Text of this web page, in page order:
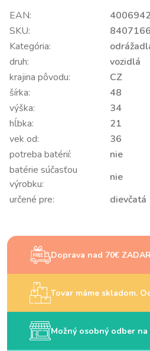
EAN:
SKU:
8407166
Kategória:
druh:
vozidlá
krajina pôvodu:
CZ
šírka:
48
výška:
34
hĺbka:
21
vek od:
36
potreba batérií:
nie
batérie súčasťou
výrobku:
nie
určené pre:
dievčatá
Doprava nad 70€
Tovar máme skladom.
Možný osobný odber